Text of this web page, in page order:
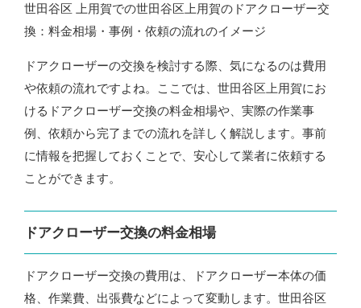
世田谷区 上用賀での世田谷区上用賀のドアクローザー交
換：料金相場・事例・依頼の流れのイメージ
ドアクローザーの交換を検討する際、気になるのは費用
や依頼の流れですよね。ここでは、世田谷区上用賀にお
けるドアクローザー交換の料金相場や、実際の作業事
例、依頼から完了までの流れを詳しく解説します。事前
に情報を把握しておくことで、安心して業者に依頼する
ことができます。
ドアクローザー交換の料金相場
ドアクローザー交換の費用は、ドアクローザー本体の価
格、作業費、出張費などによって変動します。世田谷区